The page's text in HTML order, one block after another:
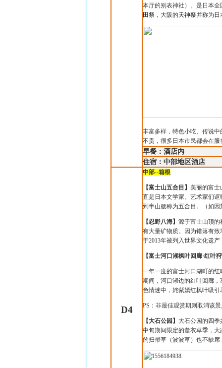
本厅的别表神社）。 是日本全
田祭 ，大阪的天神祭并称为日
丰富多样，特色小吃、传说
不贵，很多日本市民都会在
早餐：酒店内
住宿：中部地区酒店
D4
中部--箱根
【富士山五合目】 美丽的富士
直是日本文学家、艺术家们
到半山腰称为五合目。（如
【忍野八海】 源于富士山顶的
有大量矿物质。因为错落有
于2013年被列入世界文化遗产
【富士河口湖枫叶回廊·红叶
一年一度的富士河口湖町的红
期间，河口湖边的红叶回廊
色情迷中，姹紫嫣红枫叶吸
PS ：非最佳观赏期则取消该
【大石公园】 大石公园的四
中旬期间限定的薰衣草季，
的扫帚草（波波草）也不缺